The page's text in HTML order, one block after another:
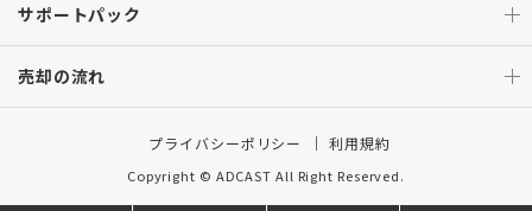
サポートパック
売却の流れ
プライバシーポリシー 利用規約
Copyright © ADCAST All Right Reserved.